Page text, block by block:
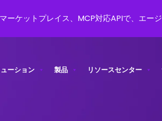
ーケットプレイス、MCP対応APIで、エー
ーション 製品 リソースセンター